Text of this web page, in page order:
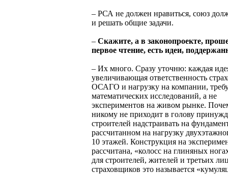
– РСА не должен нравиться, союз
и решать общие задачи.
– Скажите, а в законопроекте,
первое чтение, есть идеи,
– Их много. Сразу уточню: каждая
увеличивающая ответственность
ОСАГО и нагрузку на компании,
математических исследований, а не
экспериментов на живом рынке.
никому не приходит в голову
строителей надстраивать на
рассчитанном на нагрузку
10 этажей. Конструкция на
рассчитана, «колосс на глиняных
для строителей, жителей и третьих
страховщиков это называется